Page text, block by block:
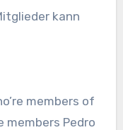
kann
members of
members Pedro